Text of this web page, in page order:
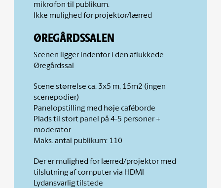
mikrofon til publikum.
Ikke mulighed for projektor/lærred
ØREGÅRDSSALEN
Scenen ligger indenfor i den aflukkede
Øregårdssal
Scene størrelse ca. 3x5 m, 15m2 (ingen
scenepodier)
Panelopstilling med høje caféborde
Plads til stort panel på 4-5 personer +
moderator
Maks. antal publikum: 110
Der er mulighed for lærred/projektor med
tilslutning af computer via HDMI
Lydansvarlig tilstede